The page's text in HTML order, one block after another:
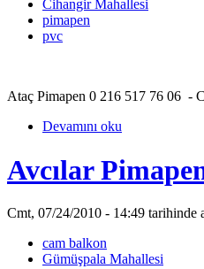
Cihangir Mahallesi
pimapen
pvc
Ataç Pimapen 0 216 517 76 06 -
Devamını oku
Avcılar
Cmt, 07/24/2010 - 14:49 tarihinde
cam balkon
Gümüşpala Mahallesi